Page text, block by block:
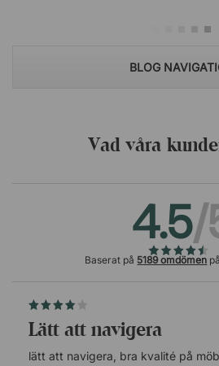
BLOG
Vad våra
4.5/
Baserat på 5189 omdömen
lätt att navigera
lätt att navigera, bra kvalité på